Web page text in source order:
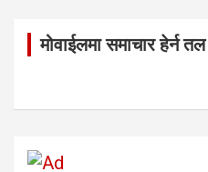
मोवाईलमा समाचार हेर्न